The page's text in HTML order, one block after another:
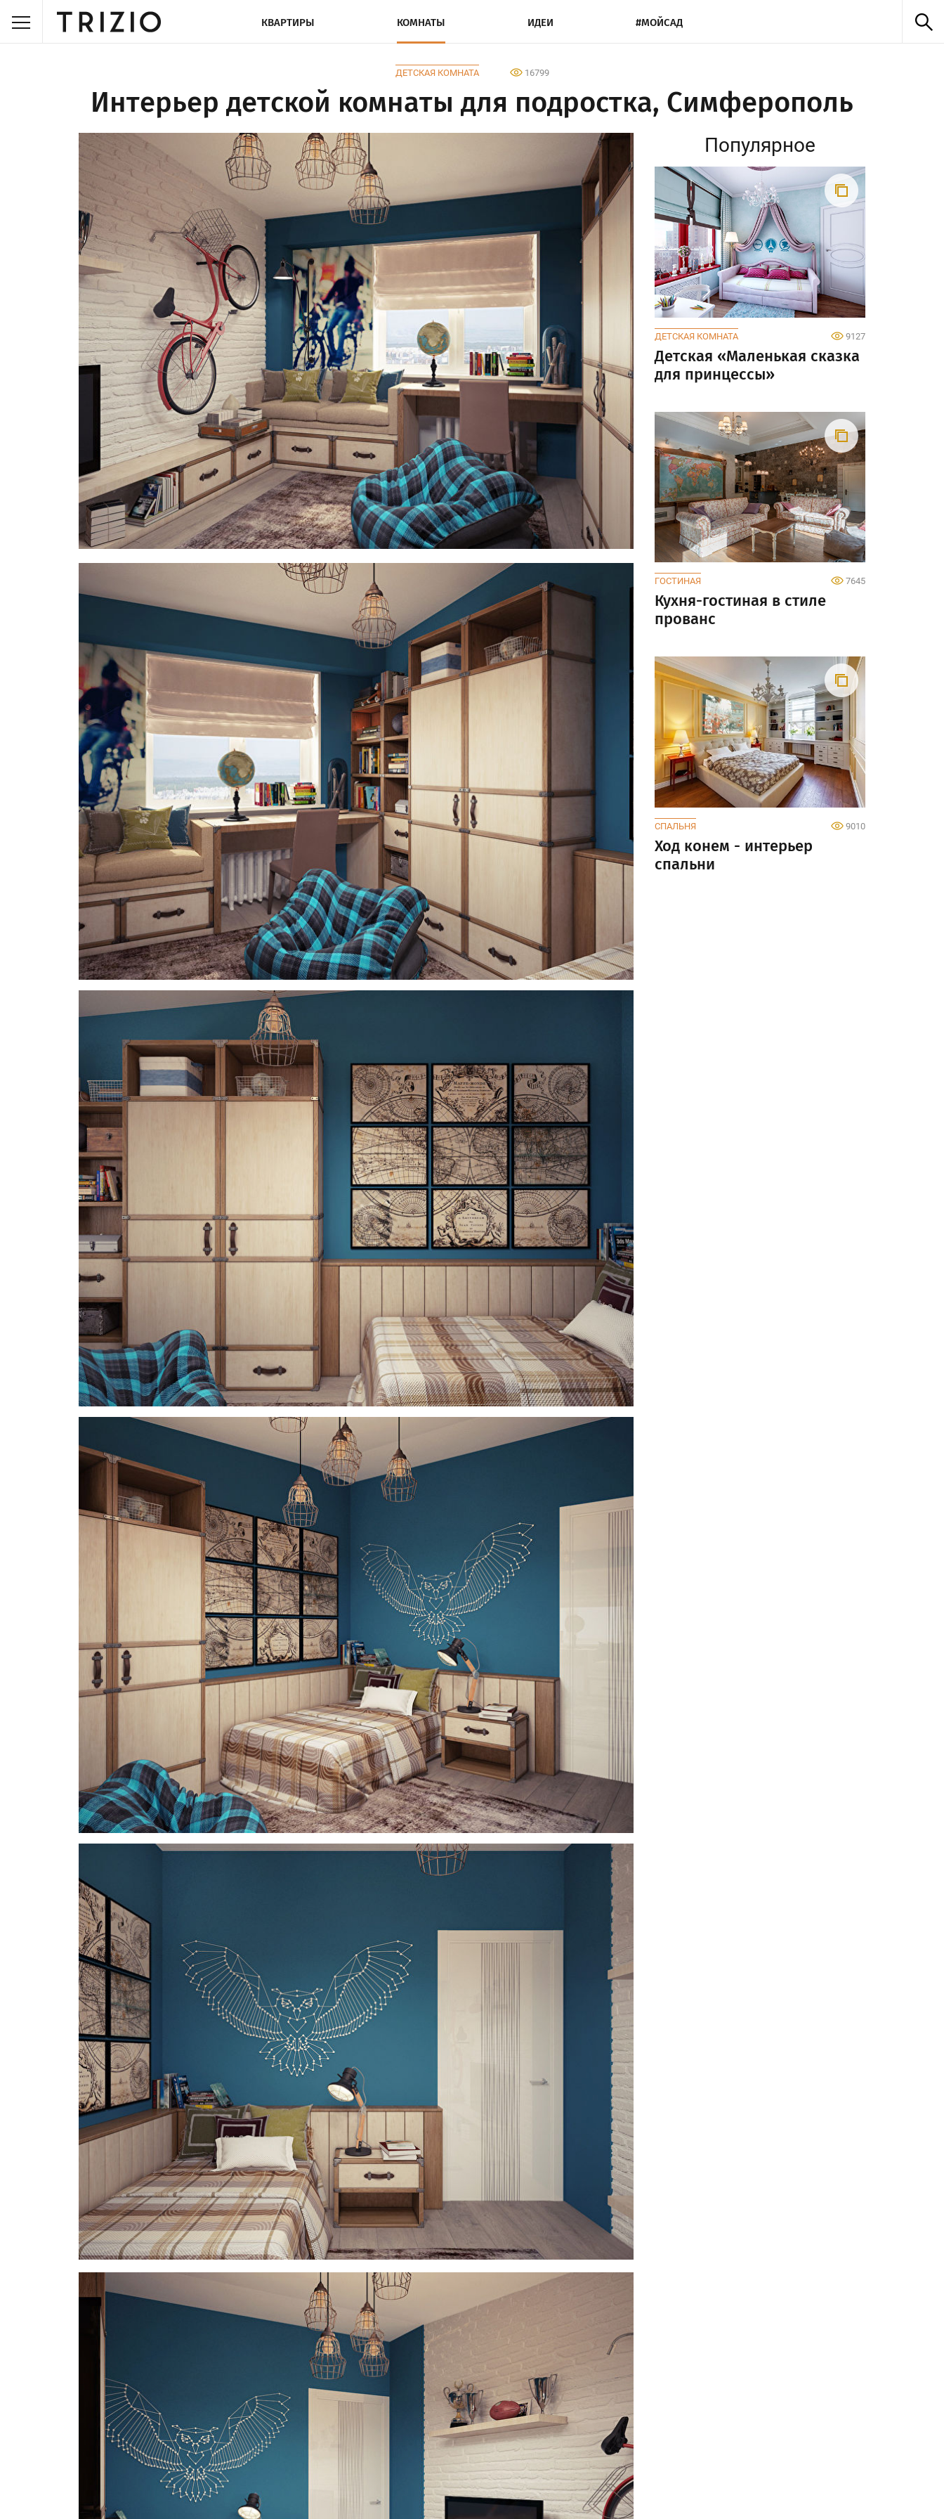
КВАРТИРЫ КОМНАТЫ ИДЕИ #МОЙСАД
ДЕТСКАЯ КОМНАТА 16799
Интерьер детской комнаты для подростка, Симферополь
Популярное
ДЕТСКАЯ КОМНАТА 9127
Детская «Маленькая сказка
для принцессы»
ГОСТИНАЯ 7645
Кухня-гостиная в стиле
прованс
СПАЛЬНЯ 9010
Ход конем - интерьер
спальни